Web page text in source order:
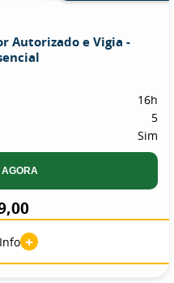
Autorizado e Vigia -
16h
5
Sim
+